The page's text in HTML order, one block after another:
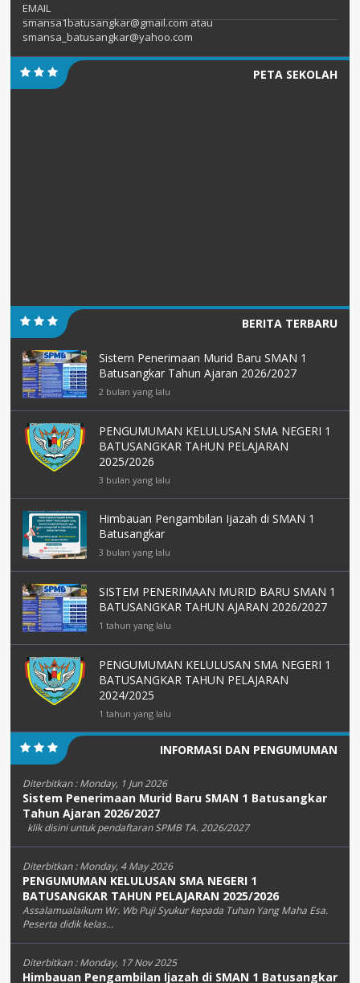
EMAIL
smansa1batusangkar@gmail.com atau
smansa_batusangkar@yahoo.com
PETA SEKOLAH
BERITA TERBARU
Sistem Penerimaan Murid Baru SMAN 1
Batusangkar Tahun Ajaran 2026/2027
2 bulan yang lalu
PENGUMUMAN KELULUSAN SMA NEGERI 1
BATUSANGKAR TAHUN PELAJARAN
2025/2026
3 bulan yang lalu
Himbauan Pengambilan Ijazah di SMAN 1
Batusangkar
3 bulan yang lalu
SISTEM PENERIMAAN MURID BARU SMAN 1
BATUSANGKAR TAHUN AJARAN 2026/2027
1 tahun yang lalu
PENGUMUMAN KELULUSAN SMA NEGERI 1
BATUSANGKAR TAHUN PELAJARAN
2024/2025
1 tahun yang lalu
INFORMASI DAN PENGUMUMAN
Diterbitkan :Monday, 1 Jun 2026
Sistem Penerimaan Murid Baru SMAN 1 Batusangkar
Tahun Ajaran 2026/2027
klik disini untuk pendaftaran SPMB TA. 2026/2027
Diterbitkan :Monday, 4 May 2026
PENGUMUMAN KELULUSAN SMA NEGERI 1
BATUSANGKAR TAHUN PELAJARAN 2025/2026
Assalamualaikum Wr. Wb Puji Syukur kepada Tuhan Yang Maha Esa.
Peserta didik kelas...
Diterbitkan :Monday, 17 Nov 2025
Himbauan Pengambilan Ijazah di SMAN 1 Batusangkar